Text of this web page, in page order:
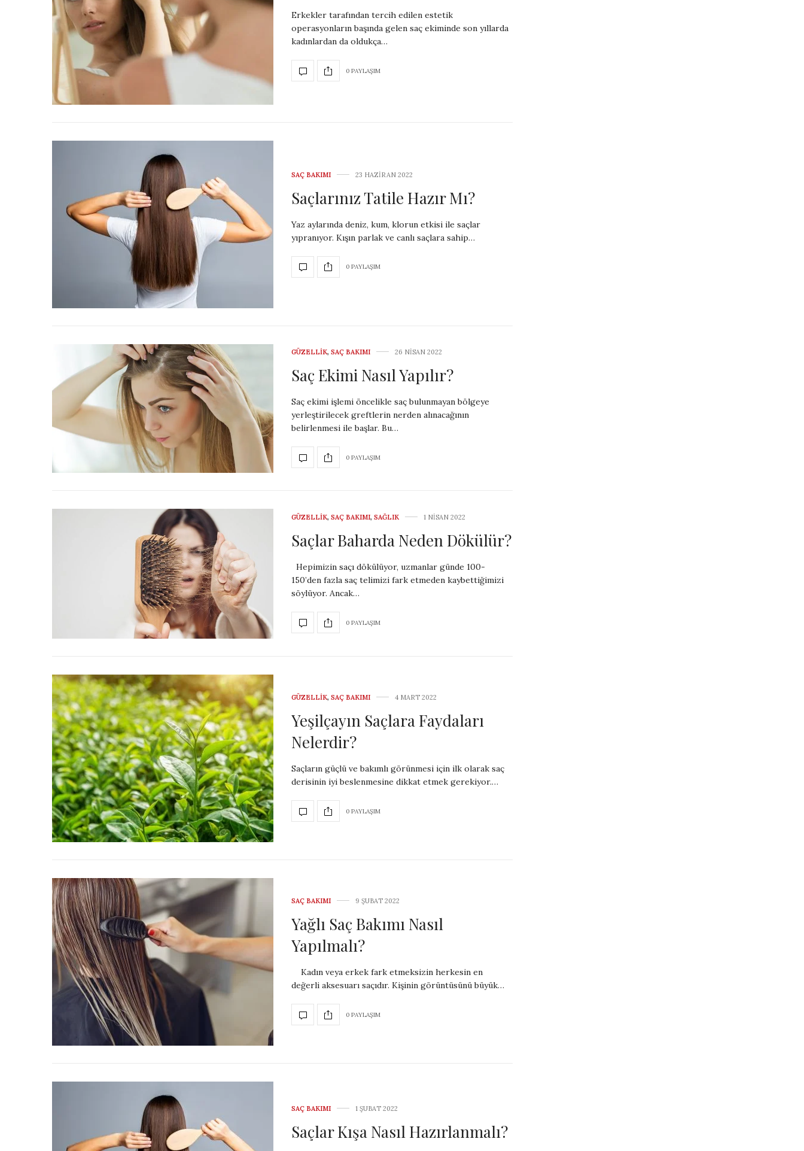
Erkekler tarafından tercih edilen estetik
operasyonların başında gelen saç ekiminde son yıllarda
kadınlardan da oldukça…
0 PAYLAŞIM
SAÇ BAKIMI 23 HAZIRAN 2022
Saçlarınız Tatile Hazır Mı?
Yaz aylarında deniz, kum, klorun etkisi ile saçlar
yıpranıyor. Kışın parlak ve canlı saçlara sahip…
0 PAYLAŞIM
GÜZELLIK, SAÇ BAKIMI 26 NISAN 2022
Saç Ekimi Nasıl Yapılır?
Saç ekimi işlemi öncelikle saç bulunmayan bölgeye
yerleştirilecek greftlerin nerden alınacağının
belirlenmesi ile başlar. Bu…
0 PAYLAŞIM
GÜZELLIK, SAÇ BAKIMI, SAĞLIK 1 NISAN 2022
Saçlar Baharda Neden Dökülür?
Hepimizin saçı dökülüyor, uzmanlar günde 100-
150’den fazla saç telimizi fark etmeden kaybettiğimizi
söylüyor. Ancak…
0 PAYLAŞIM
GÜZELLIK, SAÇ BAKIMI 4 MART 2022
Yeşilçayın Saçlara Faydaları
Nelerdir?
Saçların güçlü ve bakımlı görünmesi için ilk olarak saç
derisinin iyi beslenmesine dikkat etmek gerekiyor.…
0 PAYLAŞIM
SAÇ BAKIMI 9 ŞUBAT 2022
Yağlı Saç Bakımı Nasıl
Yapılmalı?
Kadın veya erkek fark etmeksizin herkesin en
değerli aksesuarı saçıdır. Kişinin görüntüsünü büyük…
0 PAYLAŞIM
SAÇ BAKIMI 1 ŞUBAT 2022
Saçlar Kışa Nasıl Hazırlanmalı?